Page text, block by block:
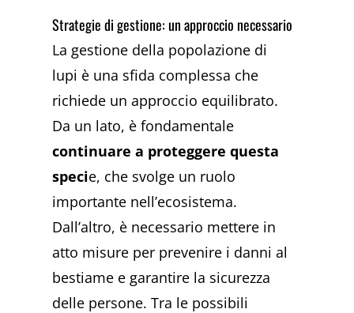
Strategie di gestione: un approccio necessario
La gestione della popolazione di
lupi è una sfida complessa che
richiede un approccio equilibrato.
Da un lato, è fondamentale
continuare a proteggere questa
specie, che svolge un ruolo
importante nell’ecosistema.
Dall’altro, è necessario mettere in
atto misure per prevenire i danni al
bestiame e garantire la sicurezza
delle persone. Tra le possibili